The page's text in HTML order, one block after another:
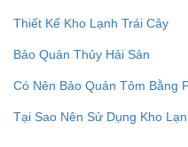
Thiết Kế Kho Lạnh Trái Cây
Bảo Quản Thủy Hải Sản
Có Nên Bảo Quản Tôm Bằng
Tại Sao Nên Sử Dụng Kho